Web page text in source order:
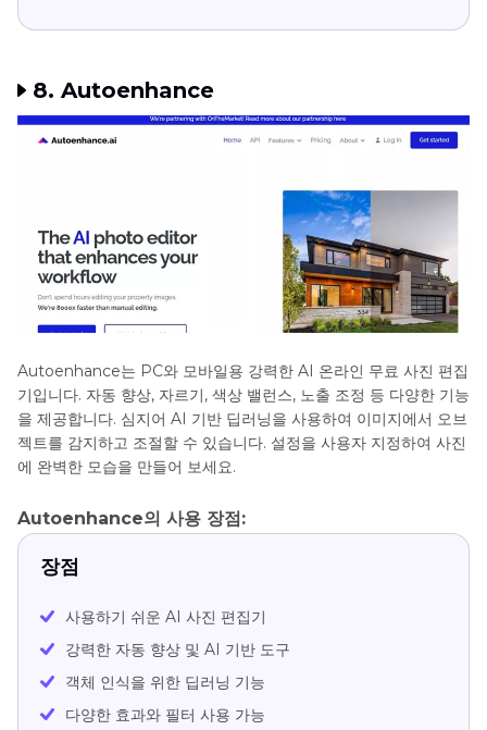
8. Autoenhance
Autoenhance는 PC와 모바일용 강력한 AI 온라인 무료 사진 편집
기입니다. 자동 향상, 자르기, 색상 밸런스, 노출 조정 등 다양한 기능
을 제공합니다. 심지어 AI 기반 딥러닝을 사용하여 이미지에서 오브
젝트를 감지하고 조절할 수 있습니다. 설정을 사용자 지정하여 사진
에 완벽한 모습을 만들어 보세요.
Autoenhance의 사용 장점:
장점
사용하기 쉬운 AI 사진 편집기
강력한 자동 향상 및 AI 기반 도구
객체 인식을 위한 딥러닝 기능
다양한 효과와 필터 사용 가능